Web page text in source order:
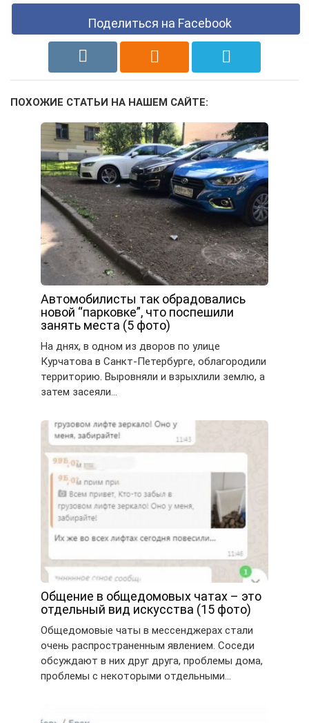
Поделиться на Facebook
ПОХОЖИЕ СТАТЬИ НА НАШЕМ САЙТЕ:
Автомобилисты так обрадовались
новой “парковке”, что поспешили
занять места (5 фото)
На днях, в одном из дворов по улице
Курчатова в Санкт-Петербурге, облагородили
территорию. Выровняли и взрыхлили землю, а
затем засеяли…
Общение в общедомовых чатах – это
отдельный вид искусства (15 фото)
Общедомовые чаты в мессенджерах стали
очень распространенным явлением. Соседи
обсуждают в них друг друга, проблемы дома,
проблемы с некоторыми отдельными…